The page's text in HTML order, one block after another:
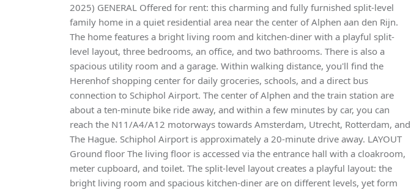
2025) GENERAL Offered for rent: this charming and fully furnished split-level
family home in a quiet residential area near the center of Alphen aan den Rijn.
The home features a bright living room and kitchen-diner with a playful split-
level layout, three bedrooms, an office, and two bathrooms. There is also a
spacious utility room and a garage. Within walking distance, you'll find the
Herenhof shopping center for daily groceries, schools, and a direct bus
connection to Schiphol Airport. The center of Alphen and the train station are
about a ten-minute bike ride away, and within a few minutes by car, you can
reach the N11/A4/A12 motorways towards Amsterdam, Utrecht, Rotterdam, and
The Hague. Schiphol Airport is approximately a 20-minute drive away. LAYOUT
Ground floor The living floor is accessed via the entrance hall with a cloakroom,
meter cupboard, and toilet. The split-level layout creates a playful layout: the
bright living room and spacious kitchen-diner are on different levels, yet form